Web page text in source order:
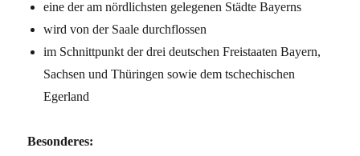
eine der am nördlichsten gelegenen Städte Bayerns
wird von der Saale durchflossen
im Schnittpunkt der drei deutschen Freistaaten Bayern,
Sachsen und Thüringen sowie dem tschechischen
Egerland
Besonderes: